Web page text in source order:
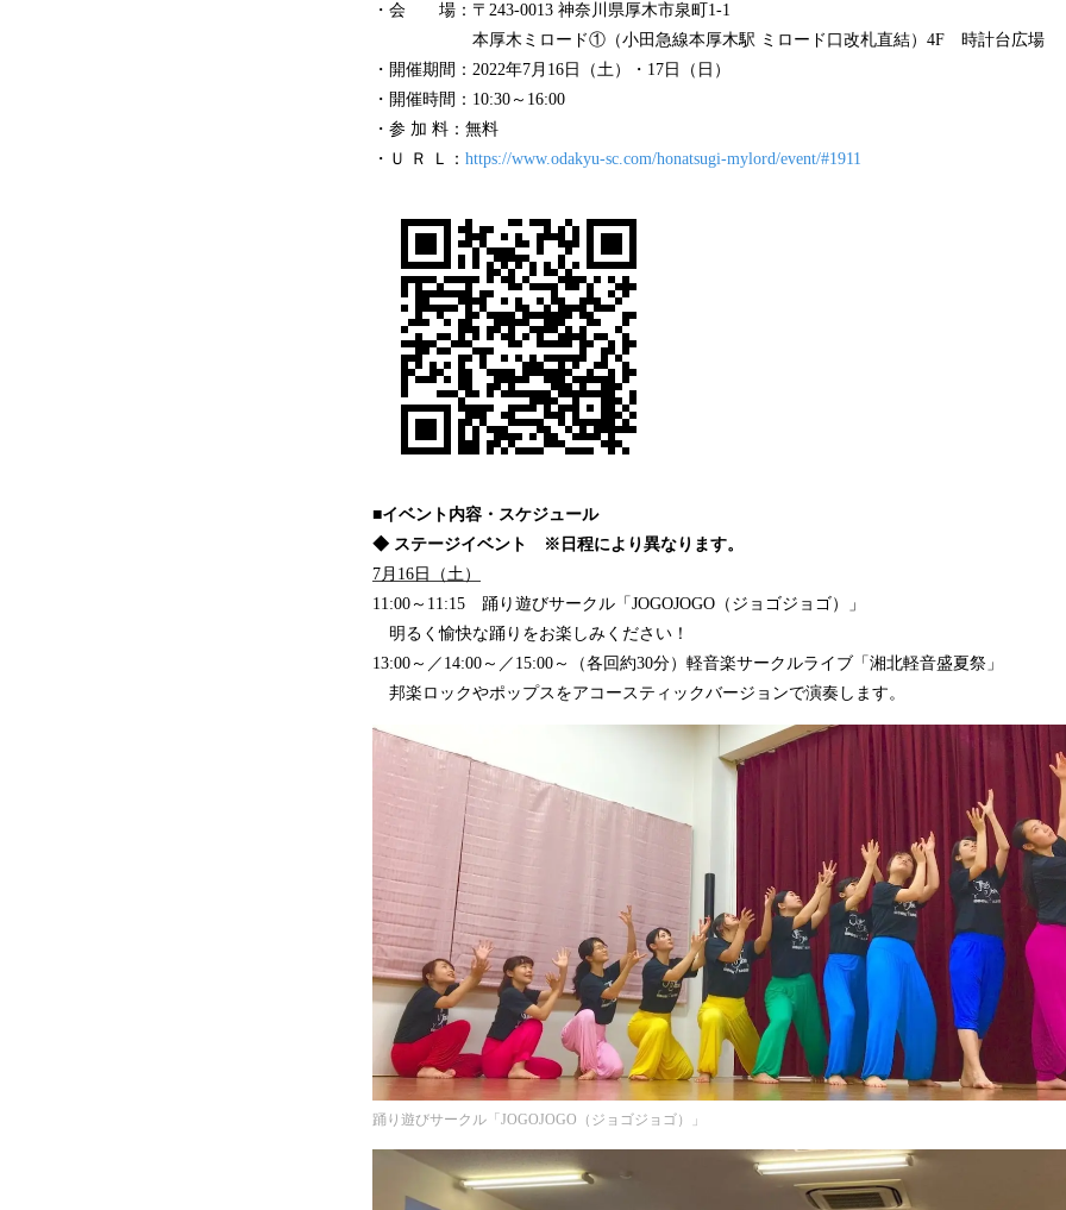
・会 場：〒243-0013 神奈川県厚木市泉町1-1
本厚木ミロード①（小田急線本厚木駅 ミロード口改札直結）4F 時計台広場
・開催期間：2022年7月16日（土）・17日（日）
・開催時間：10:30～16:00
・参 加 料：無料
・Ｕ Ｒ Ｌ： https://www.odakyu-sc.com/honatsugi-mylord/event/#1911
■イベント内容・スケジュール
◆ ステージイベント ※日程により異なります。
7月16日（土）
11:00～11:15 踊り遊びサークル「JOGOJOGO（ジョゴジョゴ）」
明るく愉快な踊りをお楽しみください！
13:00～／14:00～／15:00～（各回約30分）軽音楽サークルライブ「湘北軽音盛夏祭」
邦楽ロックやポップスをアコースティックバージョンで演奏します。
踊り遊びサークル「JOGOJOGO（ジョゴジョゴ）」